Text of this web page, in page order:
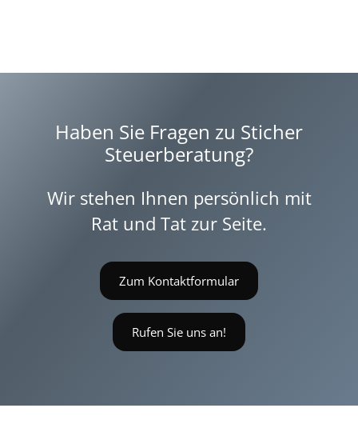
Haben Sie Fragen zu Sticher
Steuerberatung?
Wir stehen Ihnen persönlich mit
Rat und Tat zur Seite.
Zum Kontaktformular
Rufen Sie uns an!